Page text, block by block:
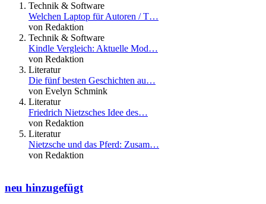
Technik & Software
Welchen Laptop für Autoren / T…
von Redaktion
Technik & Software
Kindle Vergleich: Aktuelle Mod…
von Redaktion
Literatur
Die fünf besten Geschichten au…
von Evelyn Schmink
Literatur
Friedrich Nietzsches Idee des…
von Redaktion
Literatur
Nietzsche und das Pferd: Zusam…
von Redaktion
neu hinzugefügt